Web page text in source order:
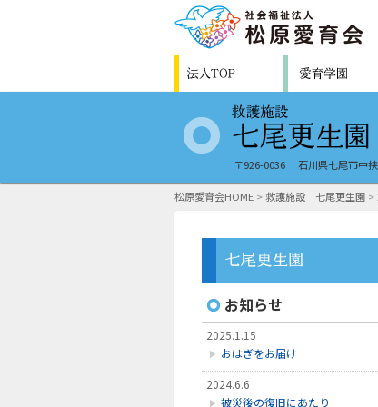
〒926-0036 石川県七尾市中
松原愛育会HOME >救護施設 七尾更生園 >
お知らせ
2025.1.15
おはぎをお届け
2024.6.6
被災後の復旧にあたり